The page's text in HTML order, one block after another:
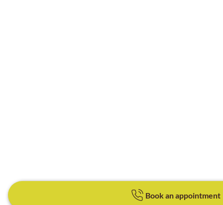
Book an appointment